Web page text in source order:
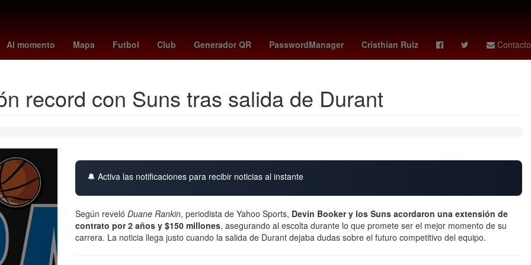
Al momento Mapa Futbol Club Generador QR PasswordManager Cristhian Ruiz Contacto
México Suena Villa Madero Zapotlán de Juárez Hernán Cortés Henipavirus Mario Arturo Moreno Ivanova Nueva Italia
record con Suns tras salida de Durant
🔔 Activa las notificaciones para recibir noticias al instante
Según reveló Duane Rankin, periodista de Yahoo Sports, Devin Bookery los Suns acordaron una extensión de
contrato por 2 años y $150 millones, asegurando al escolta durante lo que promete ser el mejor momento de su
carrera. La noticia llega justo cuando la salida de Durant dejaba dudas sobre el futuro competitivo del equipo.